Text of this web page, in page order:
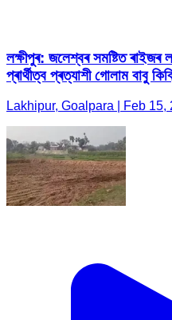
লক্ষীপুৰ: জলেশ্বৰ সমষ্টিত
প্ৰাৰ্থীত্ব প্ৰত্যাশী গোলাম বাবু
Lakhipur, Goalpara | Feb 15,